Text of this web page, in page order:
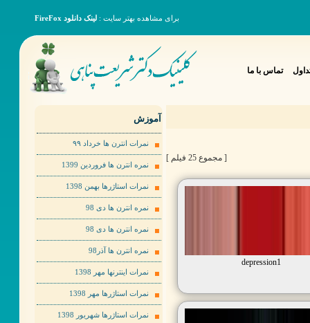
برای مشاهده بهتر سایت : لینک دانلود FireFox
تماس با ما
[ مجموع 25 فیلم ]
depression1
آموزش
نمرات انترن ها خرداد ٩٩
نمره انترن ها فروردین 1399
نمرات استاژرها بهمن 1398
نمره انترن ها دی 98
نمره انترن ها دی 98
نمره انترن ها آذر98
نمرات اینترنها مهر 1398
نمرات استاژرها مهر 1398
نمرات استاژرها شهریور 1398